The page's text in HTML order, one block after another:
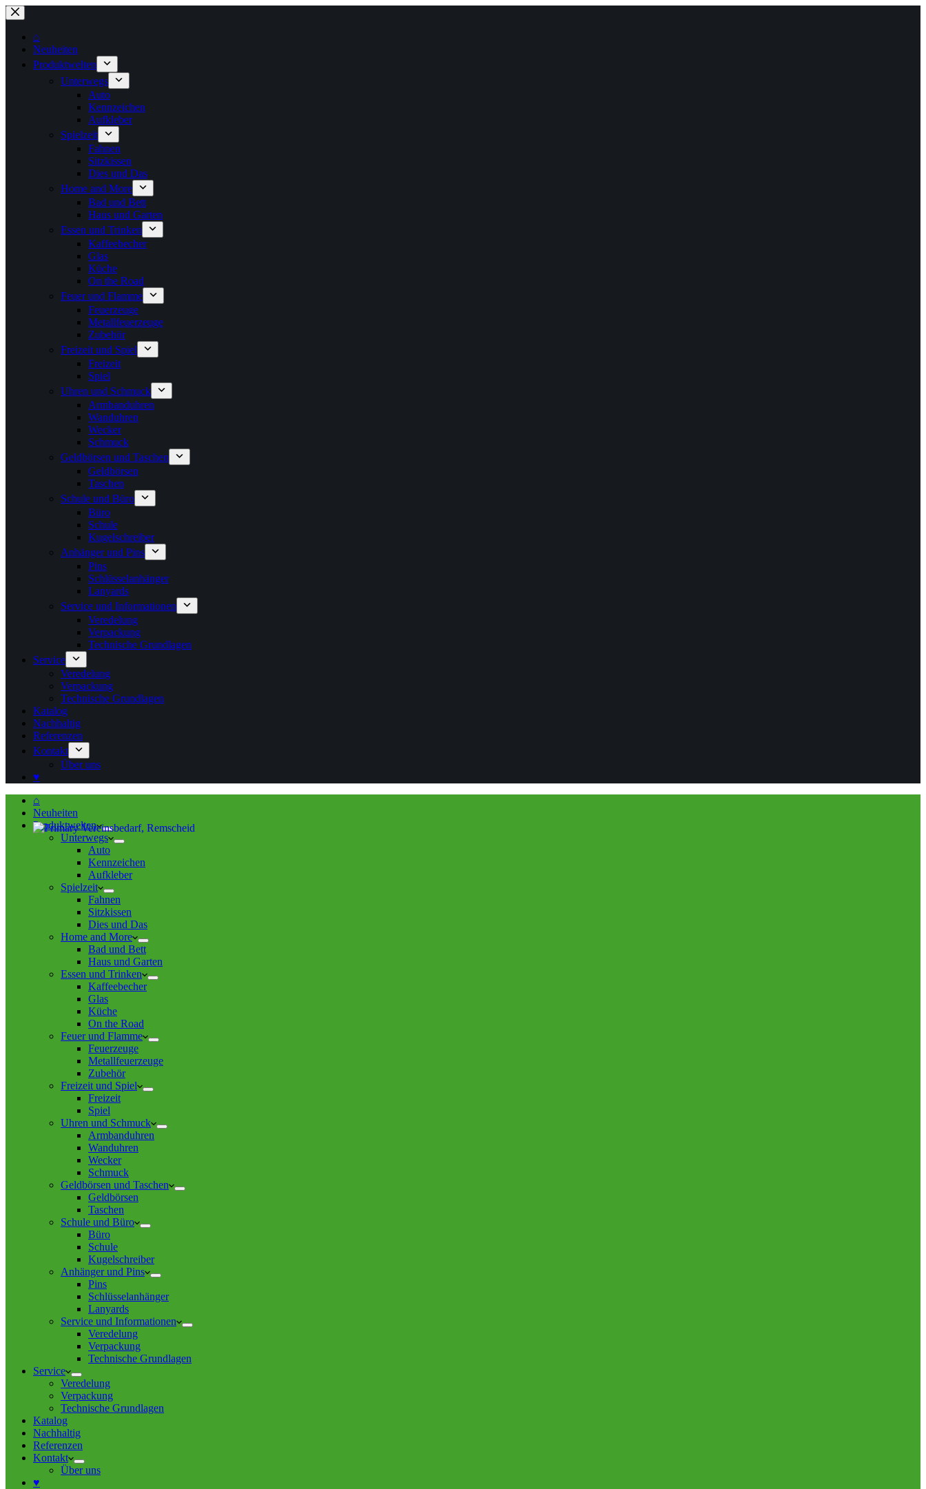
Zum
Inhalt
springen
⌂
Neuheiten
Produktwelten
Unterwegs
Auto
Kennzeichen
Aufkleber
Spielzeit
Fahnen
Sitzkissen
Dies und Das
Home and More
Bad und Bett
Haus und Garten
Essen und Trinken
Kaffeebecher
Glas
Küche
On the Road
Feuer und Flamme
Feuerzeuge
Metallfeuerzeuge
Zubehör
Freizeit und Spiel
Freizeit
Spiel
Uhren und Schmuck
Armbanduhren
Wanduhren
Wecker
Schmuck
Geldbörsen und Taschen
Geldbörsen
Taschen
Schule und Büro
Büro
Schule
Kugelschreiber
Anhänger und Pins
Pins
Schlüsselanhänger
Lanyards
Service und Informationen
Veredelung
Verpackung
Technische Grundlagen
Service
Veredelung
Verpackung
Technische Grundlagen
Katalog
Nachhaltig
Referenzen
Kontakt
Über uns
♥
⌂
Neuheiten
Produktwelten
Unterwegs
Auto
Kennzeichen
Aufkleber
Spielzeit
Fahnen
Sitzkissen
Dies und Das
Home and More
Bad und Bett
Haus und Garten
Essen und Trinken
Kaffeebecher
Glas
Küche
On the Road
Feuer und Flamme
Feuerzeuge
Metallfeuerzeuge
Zubehör
Freizeit und Spiel
Freizeit
Spiel
Uhren und Schmuck
Armbanduhren
Wanduhren
Wecker
Schmuck
Geldbörsen und Taschen
Geldbörsen
Taschen
Schule und Büro
Büro
Schule
Kugelschreiber
Anhänger und Pins
Pins
Schlüsselanhänger
Lanyards
Service und Informationen
Veredelung
Verpackung
Technische Grundlagen
Service
Veredelung
Verpackung
Technische Grundlagen
Katalog
Nachhaltig
Referenzen
Kontakt
Über uns
♥